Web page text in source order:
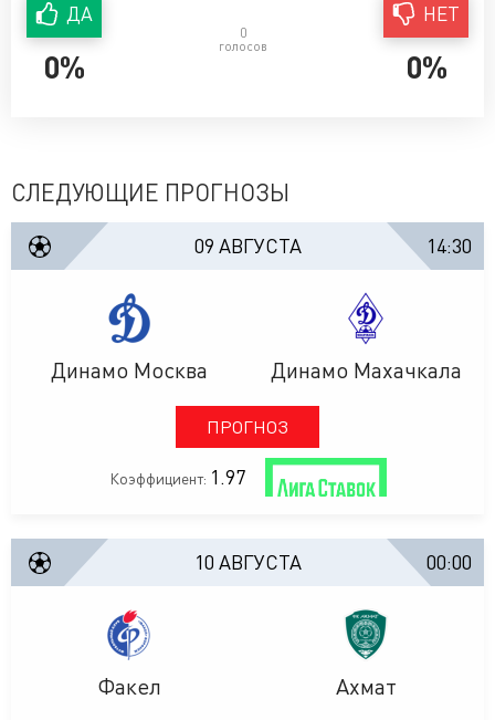
ДА
0%
0
голосов
0%
НЕТ
СЛЕДУЮЩИЕ ПРОГНОЗЫ
09 АВГУСТА 14:30
Динамо Москва
ПРОГНОЗ
Динамо Махачкала
Коэффициент: 1.97
10 АВГУСТА 00:00
Факел Ахмат